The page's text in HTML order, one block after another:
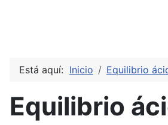
Está aquí: Inicio Equilibrio
Equilibrio